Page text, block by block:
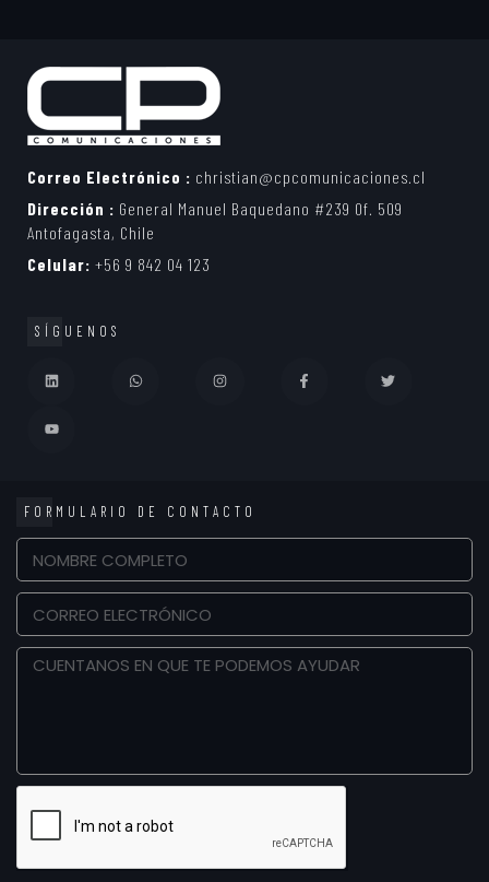
Correo Electrónico : christian@cpcomunicaciones.cl
Dirección : General Manuel Baquedano #239 Of. 509
Antofagasta, Chile
Celular: +56 9 842 04 123
SÍGUENOS
FORMULARIO DE CONTACTO